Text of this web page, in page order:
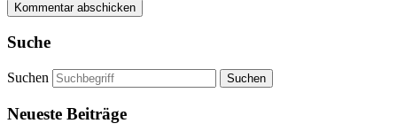
Suche
Suchen
Neueste Beiträge